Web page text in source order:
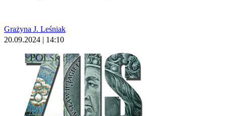
Grażyna J. Leśniak
20.09.2024 | 14:10